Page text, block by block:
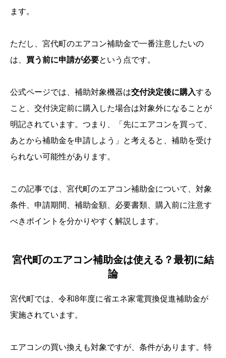
ます。
ただし、宮代町のエアコン補助金で一番注意したいの
は、 買う前に申請が必要という点です。
公式ページでは、補助対象機器は交付決定後に購入する
こと、交付決定前に購入した場合は対象外になることが
明記されています。つまり、「先にエアコンを買って、
あとから補助金を申請しよう」と考えると、補助を受け
られない可能性があります。
この記事では、宮代町のエアコン補助金について、対象
条件、申請期間、補助金額、必要書類、購入前に注意す
べきポイントを分かりやすく解説します。
宮代町のエアコン補助金は使える？最初に結
論
宮代町では、令和8年度に省エネ家電買換促進補助金が
実施されています。
エアコンの買い換えも対象ですが、条件があります。特